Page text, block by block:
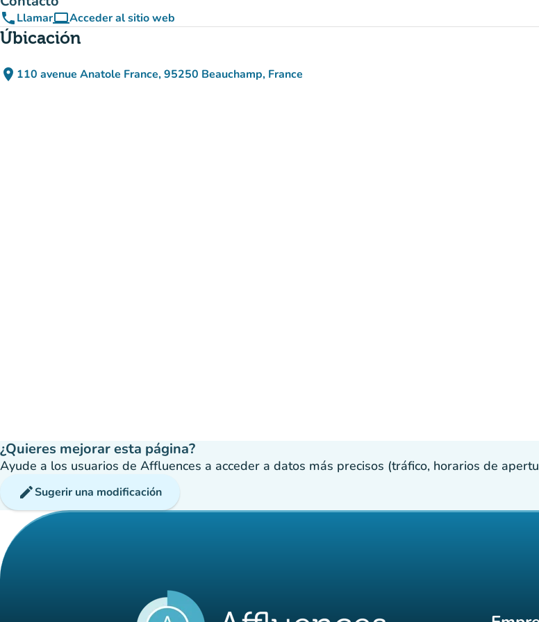
phoneLlamarcomputerAcceder al sitio web
(nueva pestaña)
Úbicación
place 110 avenue Anatole France, 95250 Beauchamp, France
(abrir en Google Maps)
(nueva pestaña)
¿Quieres mejorar esta página?
Ayude a los usuarios de Affluences a acceder a datos más precisos (tráfico, horarios de
editSugerir una modificación